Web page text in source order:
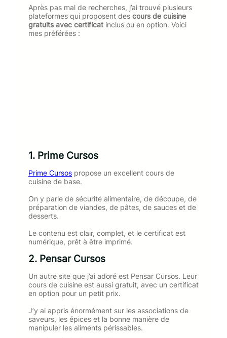
Après pas mal de recherches, j’ai trouvé plusieurs
plateformes qui proposent des cours de cuisine
gratuits avec certificat inclus ou en option. Voici
mes préférées :
1. Prime Cursos
Prime Cursos propose un excellent cours de
cuisine de base.
On y parle de sécurité alimentaire, de découpe, de
préparation de viandes, de pâtes, de sauces et de
desserts.
Le contenu est clair, complet, et le certificat est
numérique, prêt à être imprimé.
2. Pensar Cursos
Un autre site que j’ai adoré est Pensar Cursos. Leur
cours de cuisine est aussi gratuit, avec un certificat
en option pour un petit prix.
J’y ai appris énormément sur les associations de
saveurs, les épices et la bonne manière de
manipuler les aliments périssables.